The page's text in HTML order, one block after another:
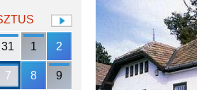
31 1 2
7 8 9